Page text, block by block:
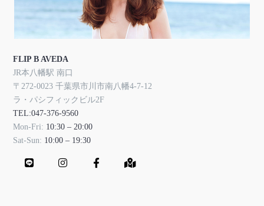
FLIP B AVEDA
JR本八幡駅 南口
〒272-0023 千葉県市川市南八幡4-7-12
ラ・パシフィックビル2F
TEL:047-376-9560
Mon-Fri: 10:30 – 20:00
Sat-Sun: 10:00 – 19:30